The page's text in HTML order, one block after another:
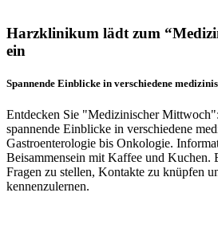
Harzklinikum lädt zum
ein
Spannende Einblicke in verschiedene
Entdecken Sie "Medizinischer
spannende Einblicke in verschiedene
Gastroenterologie bis Onkologie.
Beisammensein mit Kaffee und Kuchen.
Fragen zu stellen, Kontakte zu knüpfen
kennenzulernen.